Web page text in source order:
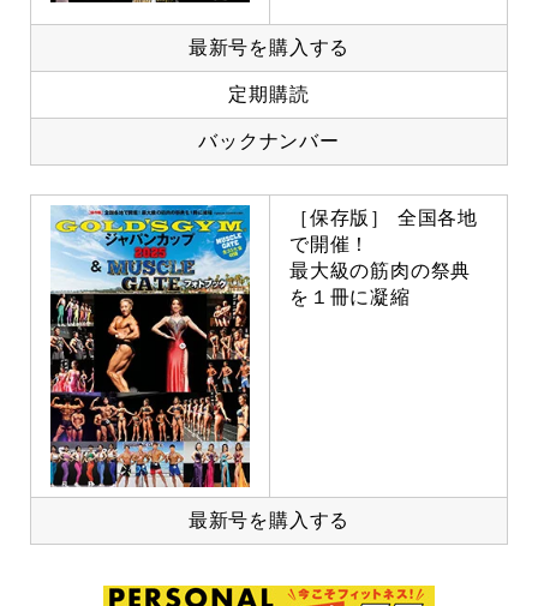
最新号を購入する
定期購読
バックナンバー
［保存版］ 全国各地
で開催！
最大級の筋肉の祭典
を１冊に凝縮
最新号を購入する